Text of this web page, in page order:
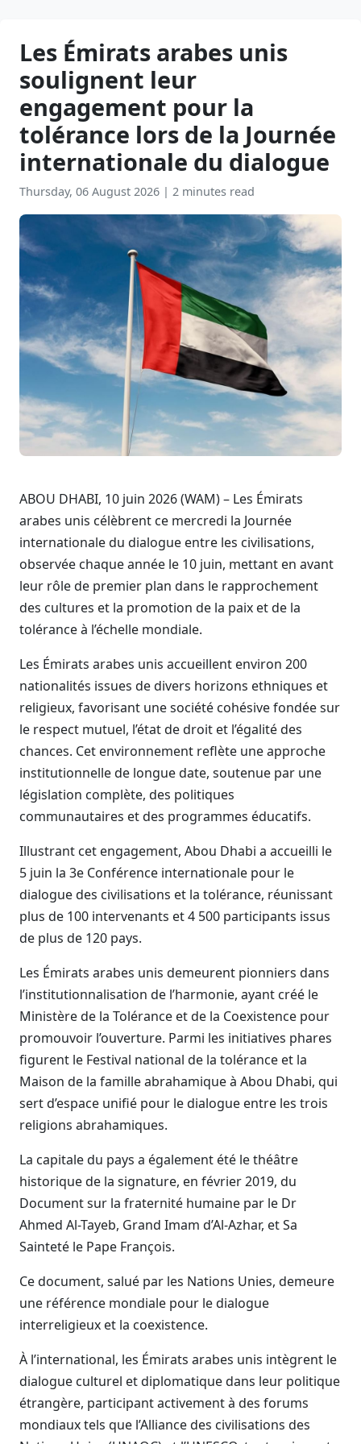
Les Émirats arabes unis
soulignent leur
engagement pour la
tolérance lors de la Journée
internationale du dialogue
Thursday, 06 August 2026 | 2 minutes read
ABOU DHABI, 10 juin 2026 (WAM) – Les Émirats
arabes unis célèbrent ce mercredi la Journée
internationale du dialogue entre les civilisations,
observée chaque année le 10 juin, mettant en avant
leur rôle de premier plan dans le rapprochement
des cultures et la promotion de la paix et de la
tolérance à l’échelle mondiale.
Les Émirats arabes unis accueillent environ 200
nationalités issues de divers horizons ethniques et
religieux, favorisant une société cohésive fondée sur
le respect mutuel, l’état de droit et l’égalité des
chances. Cet environnement reflète une approche
institutionnelle de longue date, soutenue par une
législation complète, des politiques
communautaires et des programmes éducatifs.
Illustrant cet engagement, Abou Dhabi a accueilli le
5 juin la 3e Conférence internationale pour le
dialogue des civilisations et la tolérance, réunissant
plus de 100 intervenants et 4 500 participants issus
de plus de 120 pays.
Les Émirats arabes unis demeurent pionniers dans
l’institutionnalisation de l’harmonie, ayant créé le
Ministère de la Tolérance et de la Coexistence pour
promouvoir l’ouverture. Parmi les initiatives phares
figurent le Festival national de la tolérance et la
Maison de la famille abrahamique à Abou Dhabi, qui
sert d’espace unifié pour le dialogue entre les trois
religions abrahamiques.
La capitale du pays a également été le théâtre
historique de la signature, en février 2019, du
Document sur la fraternité humaine par le Dr
Ahmed Al-Tayeb, Grand Imam d’Al-Azhar, et Sa
Sainteté le Pape François.
Ce document, salué par les Nations Unies, demeure
une référence mondiale pour le dialogue
interreligieux et la coexistence.
À l’international, les Émirats arabes unis intègrent le
dialogue culturel et diplomatique dans leur politique
étrangère, participant activement à des forums
mondiaux tels que l’Alliance des civilisations des